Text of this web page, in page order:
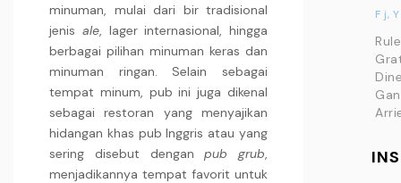
minuman, mulai dari bir tradisional
jenis ale, lager internasional, hingga
berbagai pilihan minuman keras dan
minuman ringan. Selain sebagai
tempat minum, pub ini juga dikenal
sebagai restoran yang menyajikan
hidangan khas pub Inggris atau yang
sering disebut denganpub grub,
menjadikannya tempat favorit untuk
F j, Y